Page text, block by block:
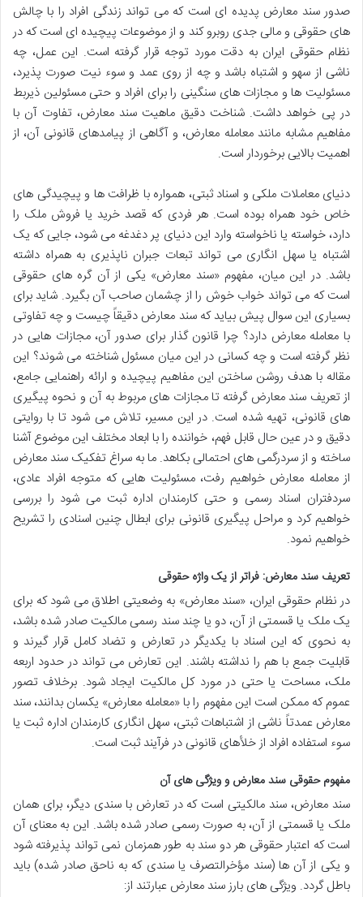
صدور سند معارض پدیده ای است که می تواند زندگی افراد را با چالش
های حقوقی و مالی جدی روبرو کند و از موضوعات پیچیده ای است که در
نظام حقوقی ایران به دقت مورد توجه قرار گرفته است. این عمل، چه
ناشی از سهو و اشتباه باشد و چه از روی عمد و سوء نیت صورت پذیرد،
مسئولیت ها و مجازات های سنگینی را برای افراد و حتی مسئولین ذیربط
در پی خواهد داشت. شناخت دقیق ماهیت سند معارض، تفاوت آن با
مفاهیم مشابه مانند معامله معارض، و آگاهی از پیامدهای قانونی آن، از
اهمیت بالایی برخوردار است.
دنیای معاملات ملکی و اسناد ثبتی، همواره با ظرافت ها و پیچیدگی های
خاص خود همراه بوده است. هر فردی که قصد خرید یا فروش ملک را
دارد، خواسته یا ناخواسته وارد این دنیای پر دغدغه می شود، جایی که یک
اشتباه یا سهل انگاری می تواند تبعات جبران ناپذیری به همراه داشته
باشد. در این میان، مفهوم «سند معارض» یکی از آن گره های حقوقی
است که می تواند خواب خوش را از چشمان صاحب آن بگیرد. شاید برای
بسیاری این سوال پیش بیاید که سند معارض دقیقاً چیست و چه تفاوتی
با معامله معارض دارد؟ چرا قانون گذار برای صدور آن، مجازات هایی در
نظر گرفته است و چه کسانی در این میان مسئول شناخته می شوند؟ این
مقاله با هدف روشن ساختن این مفاهیم پیچیده و ارائه راهنمایی جامع،
از تعریف سند معارض گرفته تا مجازات های مربوط به آن و نحوه پیگیری
های قانونی، تهیه شده است. در این مسیر، تلاش می شود تا با روایتی
دقیق و در عین حال قابل فهم، خواننده را با ابعاد مختلف این موضوع آشنا
ساخته و از سردرگمی های احتمالی بکاهد. ما به سراغ تفکیک سند معارض
از معامله معارض خواهیم رفت، مسئولیت هایی که متوجه افراد عادی،
سردفتران اسناد رسمی و حتی کارمندان اداره ثبت می شود را بررسی
خواهیم کرد و مراحل پیگیری قانونی برای ابطال چنین اسنادی را تشریح
خواهیم نمود.
تعریف سند معارض: فراتر از یک واژه حقوقی
در نظام حقوقی ایران، «سند معارض» به وضعیتی اطلاق می شود که برای
یک ملک یا قسمتی از آن، دو یا چند سند رسمی مالکیت صادر شده باشد،
به نحوی که این اسناد با یکدیگر در تعارض و تضاد کامل قرار گیرند و
قابلیت جمع با هم را نداشته باشند. این تعارض می تواند در حدود اربعه
ملک، مساحت یا حتی در مورد کل مالکیت ایجاد شود. برخلاف تصور
عموم که ممکن است این مفهوم را با «معامله معارض» یکسان بدانند، سند
معارض عمدتاً ناشی از اشتباهات ثبتی، سهل انگاری کارمندان اداره ثبت یا
سوء استفاده افراد از خلأهای قانونی در فرآیند ثبت است.
مفهوم حقوقی سند معارض و ویژگی های آن
سند معارض، سند مالکیتی است که در تعارض با سندی دیگر، برای همان
ملک یا قسمتی از آن، به صورت رسمی صادر شده باشد. این به معنای آن
است که اعتبار حقوقی هر دو سند به طور همزمان نمی تواند پذیرفته شود
و یکی از آن ها (سند مؤخرالتصرف یا سندی که به ناحق صادر شده) باید
باطل گردد. ویژگی های بارز سند معارض عبارتند از: